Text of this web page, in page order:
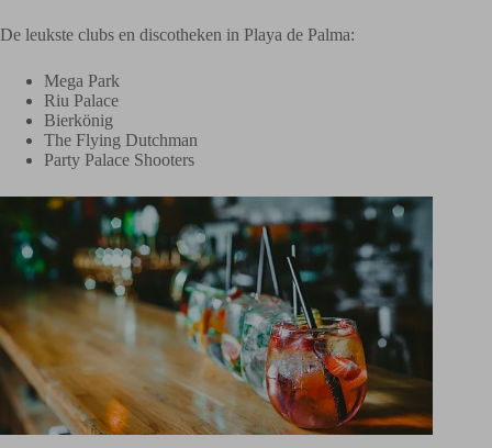
De leukste clubs en discotheken in Playa de Palma:
Mega Park
Riu Palace
Bierkönig
The Flying Dutchman
Party Palace Shooters